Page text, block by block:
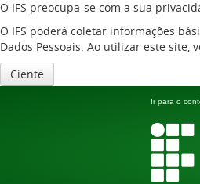
O IFS preocupa-se com a sua
O IFS poderá coletar informações
Dados Pessoais. Ao utilizar este site,
Ciente
Ir para o